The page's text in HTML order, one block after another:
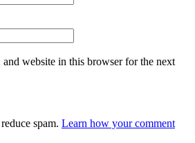
and website in this browser for the next
spam. Learn how your comment